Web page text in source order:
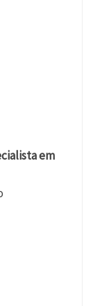
em